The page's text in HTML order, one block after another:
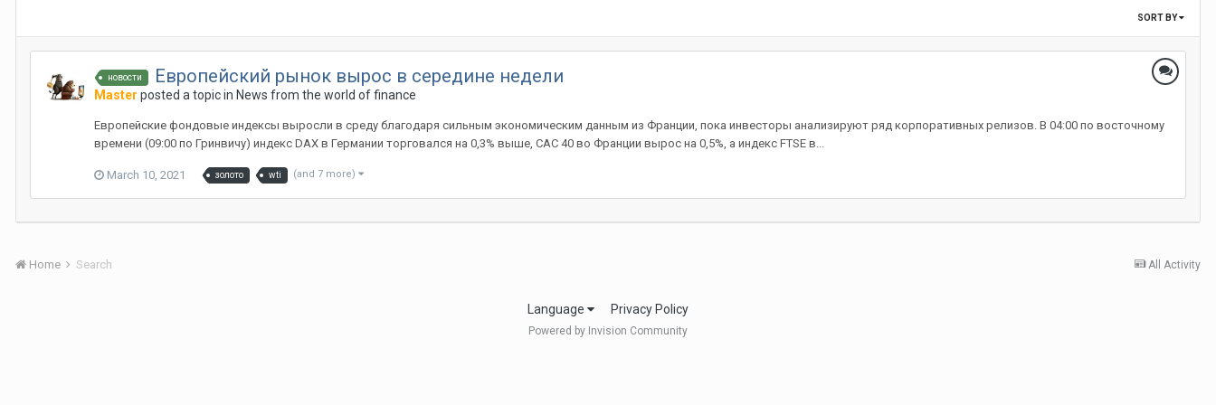
SORT BY
новости Европейский рынок вырос в середине недели
Master posted a topic in News from the world of finance
Европейские фондовые индексы выросли в среду благодаря сильным экономическим данным из Франции, пока инвесторы анализируют ряд корпоративных релизов. В 04:00 по восточному
времени (09:00 по Гринвичу) индекс DAX в Германии торговался на 0,3% выше, CAC 40 во Франции вырос на 0,5%, а индекс FTSE в...
March 10, 2021 золото wti (and 7 more)
All Activity
Home Search
Language Privacy Policy
Powered by Invision Community